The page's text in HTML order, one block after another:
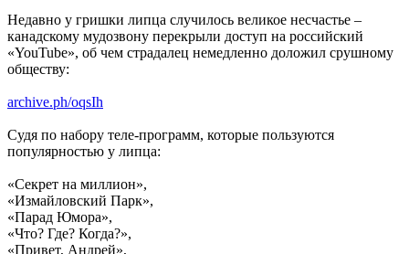
Недавно у гришки липца случилось великое несчастье –
канадскому мудозвону перекрыли доступ на российский
«YouTube», об чем страдалец немедленно доложил срушному
обществу:
archive.ph/oqsIh
Судя по набору теле-программ, которые пользуются
популярностью у липца:
«Секрет на миллион»,
«Измайловский Парк»,
«Парад Юмора»,
«Что? Где? Когда?»,
«Привет, Андрей»,